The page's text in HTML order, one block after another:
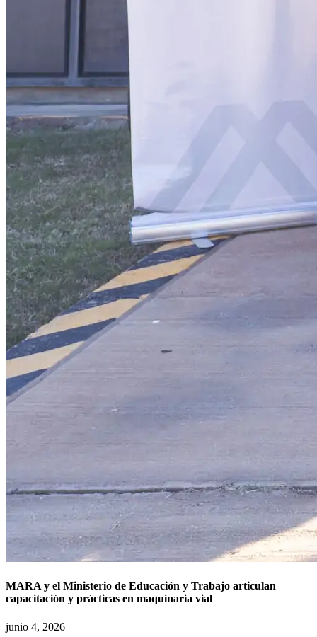
MARA y el Ministerio de Educación y Trabajo articulan
capacitación y prácticas en maquinaria vial
junio 4, 2026